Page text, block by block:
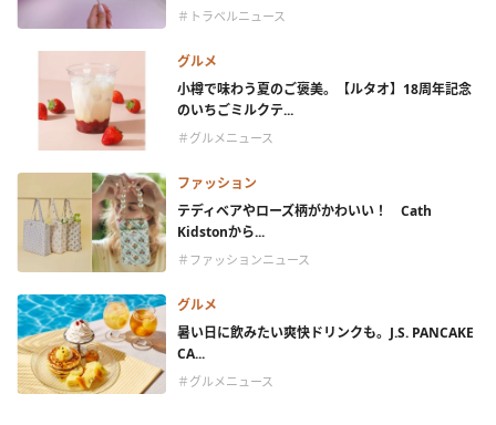
＃トラベルニュース
グルメ
小樽で味わう夏のご褒美。【ルタオ】18周年記念
のいちごミルクテ...
＃グルメニュース
ファッション
テディベアやローズ柄がかわいい！ Cath
Kidstonから...
＃ファッションニュース
グルメ
暑い日に飲みたい爽快ドリンクも。J.S. PANCAKE
CA...
＃グルメニュース